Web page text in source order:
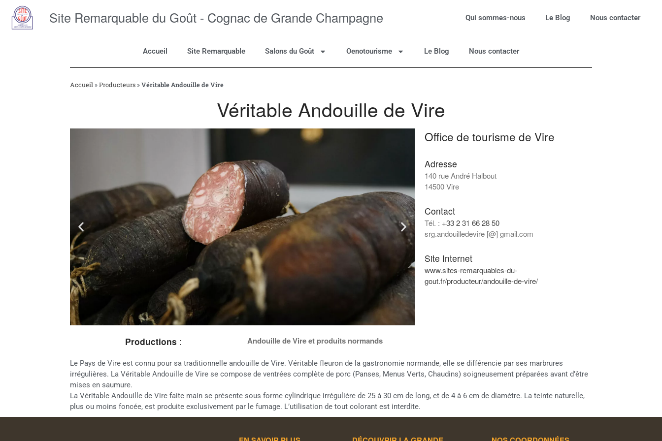
Site Remarquable du Goût - Cognac de Grande Champagne Qui sommes-nous Le Blog Nous contacter
Accueil Site Remarquable Salons du Goût Oenotourisme Le Blog Nous contacter
Accueil »Producteurs »Véritable Andouille de Vire
Véritable Andouille de Vire
Office de tourisme de Vire
Adresse
140 rue André Halbout
14500 Vire
Contact
Tél. : +33 2 31 66 28 50
srg.andouilledevire [@] gmail.com
Site Internet
www.sites-remarquables-du-
gout.fr/producteur/andouille-de-vire/
Productions : Andouille de Vire et produits normands
Le Pays de Vire est connu pour sa traditionnelle andouille de Vire. Véritable fleuron de la gastronomie normande, elle se différencie par ses marbrures
irrégulières. La Véritable Andouille de Vire se compose de ventrées complète de porc (Panses, Menus Verts, Chaudins) soigneusement préparées avant d’être
mises en saumure.
La Véritable Andouille de Vire faite main se présente sous forme cylindrique irrégulière de 25 à 30 cm de long, et de 4 à 6 cm de diamètre. La teinte naturelle,
plus ou moins foncée, est produite exclusivement par le fumage. L’utilisation de tout colorant est interdite.